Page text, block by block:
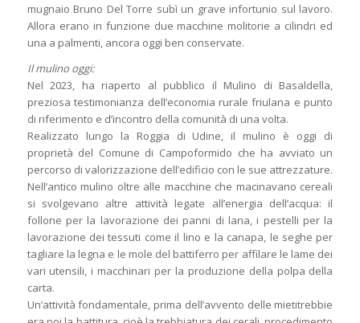
mugnaio Bruno Del Torre subì un grave infortunio sul lavoro.
Allora erano in funzione due macchine molitorie a cilindri ed
una a palmenti, ancora oggi ben conservate.
Il mulino oggi:
Nel 2023, ha riaperto al pubblico il Mulino di Basaldella,
preziosa testimonianza dell’economia rurale friulana e punto
di riferimento e d’incontro della comunità di una volta.
Realizzato lungo la Roggia di Udine, il mulino è oggi di
proprietà del Comune di Campoformido che ha avviato un
percorso di valorizzazione dell’edificio con le sue attrezzature.
Nell’antico mulino oltre alle macchine che macinavano cereali
si svolgevano altre attività legate all’energia dell’acqua: il
follone per la lavorazione dei panni di lana, i pestelli per la
lavorazione dei tessuti come il lino e la canapa, le seghe per
tagliare la legna e le mole del battiferro per affilare le lame dei
vari utensili, i macchinari per la produzione della polpa della
carta.
Un’attività fondamentale, prima dell’avvento delle mietitrebbie